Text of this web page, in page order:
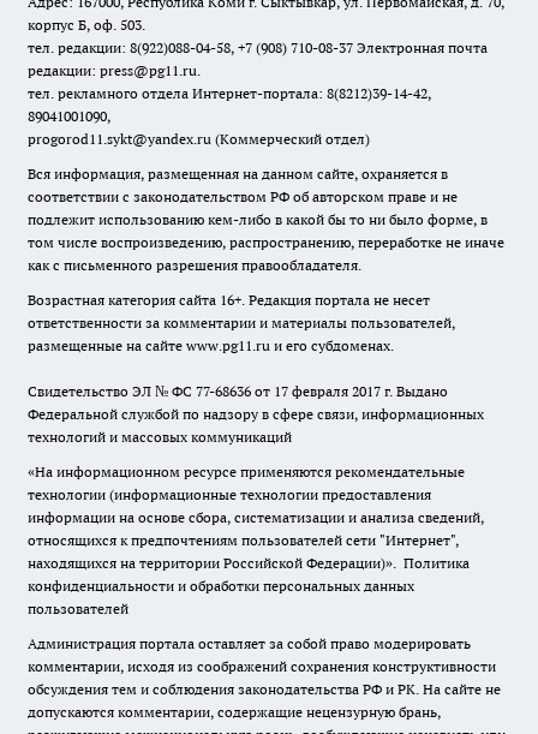
корпус Б, оф. 503.
тел. редакции: 8(922)088-04-58, +7 (908) 710-08-37 Электронная почта
редакции: press@pg11.ru.
тел. рекламного отдела Интернет-портала: 8(8212)39-14-42,
89041001090,
progorod11.sykt@yandex.ru (Коммерческий отдел)
Вся информация, размещенная на данном сайте, охраняется в
соответствии с законодательством РФ об авторском праве и не
подлежит использованию кем-либо в какой бы то ни было форме, в
том числе воспроизведению, распространению, переработке не иначе
как с письменного разрешения правообладателя.
Возрастная категория сайта 16+. Редакция портала не несет
ответственности за комментарии и материалы пользователей,
размещенные на сайте www.pg11.ru и его субдоменах.
Свидетельство ЭЛ № ФС 77-68636 от 17 февраля 2017 г. Выдано
Федеральной службой по надзору в сфере связи, информационных
технологий и массовых коммуникаций
«На информационном ресурсе применяются рекомендательные
технологии (информационные технологии предоставления
информации на основе сбора, систематизации и анализа сведений,
относящихся к предпочтениям пользователей сети "Интернет",
находящихся на территории Российской Федерации)». Политика
конфиденциальности и обработки персональных данных
пользователей
Администрация портала оставляет за собой право модерировать
комментарии, исходя из соображений сохранения конструктивности
обсуждения тем и соблюдения законодательства РФ и РК. На сайте не
допускаются комментарии, содержащие нецензурную брань,